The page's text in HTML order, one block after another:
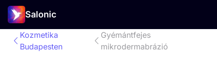
Salonic
Kozmetika
Budapesten
Gyémántfejes
mikrodermabrázió